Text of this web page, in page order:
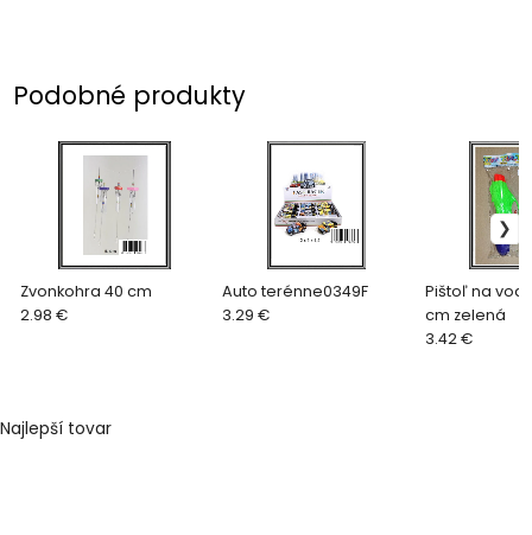
Podobné produkty
Zvonkohra 40 cm
2.98 €
Auto terénne0349F
3.29 €
Pištoľ na
cm zelená
3.42 €
Najlepší tovar